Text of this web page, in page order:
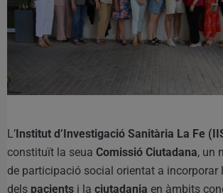
L’Institut d’Investigació Sanitària La Fe
constituït la seua Comissió Ciutadana, un
de participació social orientat a incorporar
dels pacients i la ciutadania en àmbits